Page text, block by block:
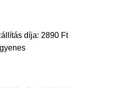
díja: 2890 Ft